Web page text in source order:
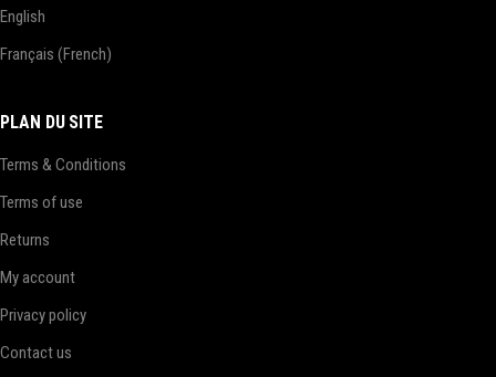
English
Français (French)
PLAN DU SITE
Terms & Conditions
Terms of use
Returns
My account
Privacy policy
Contact us